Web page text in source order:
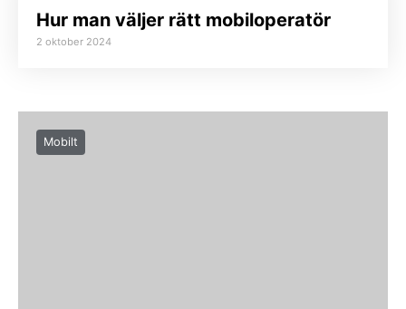
Hur man väljer rätt mobiloperatör
2 oktober 2024
Mobilt